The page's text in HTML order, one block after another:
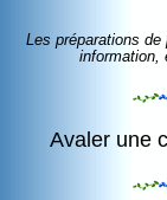
Les préparations
information,
Avaler une